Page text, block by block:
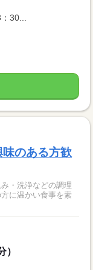
30...
のある方歓
・洗浄などの調理
に温かい食事を素
）